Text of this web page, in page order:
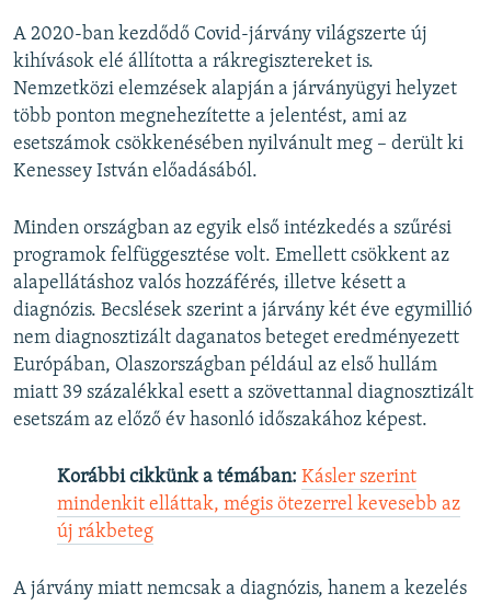
A 2020-ban kezdődő Covid-járvány világszerte új
kihívások elé állította a rákregisztereket is.
Nemzetközi elemzések alapján a járványügyi helyzet
több ponton megnehezítette a jelentést, ami az
esetszámok csökkenésében nyilvánult meg – derült ki
Kenessey István előadásából.
Minden országban az egyik első intézkedés a szűrési
programok felfüggesztése volt. Emellett csökkent az
alapellátáshoz valós hozzáférés, illetve késett a
diagnózis. Becslések szerint a járvány két éve egymillió
nem diagnosztizált daganatos beteget eredményezett
Európában, Olaszországban például az első hullám
miatt 39 százalékkal esett a szövettannal diagnosztizált
esetszám az előző év hasonló időszakához képest.
Korábbi cikkünk a témában: Kásler szerint
mindenkit elláttak, mégis ötezerrel kevesebb az
új rákbeteg
A járvány miatt nemcsak a diagnózis, hanem a kezelés